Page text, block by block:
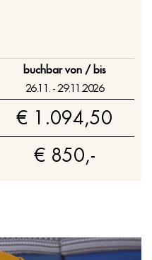
buchbar von / bis
26.11. - 29.11.2026
€ 1.094,50
€ 850,-